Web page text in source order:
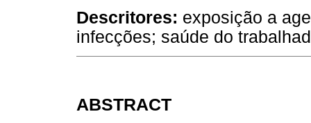
Descritores: exposição a
infecções; saúde do
ABSTRACT